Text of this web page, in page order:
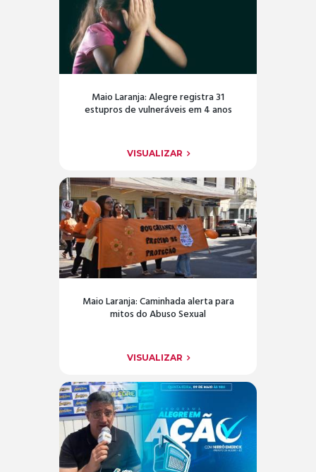
Maio Laranja: Alegre registra 31
estupros de vulneráveis em 4 anos
VISUALIZAR
Maio Laranja: Caminhada alerta para
mitos do Abuso Sexual
VISUALIZAR